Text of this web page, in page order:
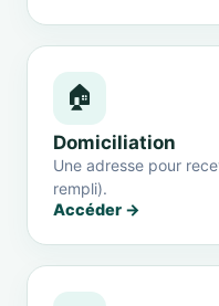
🏠
Domiciliation
Une adresse pour
rempli).
Accéder →